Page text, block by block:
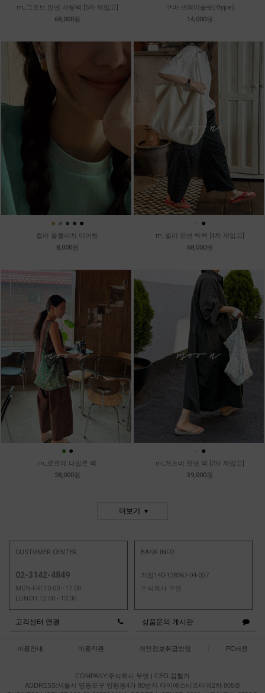
m_그로브 린넨 셔링백 [5차 재입고]
68,000원
쿠바 브레이슬릿(4type)
14,000원
● ● ● ● ●
컬러 볼클러치 이어링
8,000원
●
m_빌리 린넨 빅백 [4차 재입고]
68,000원
● ●
m_로로에 나일론 백
28,000원
●
m_게츠비 린넨 백 [2차 재입고]
39,000원
더보기
CUSTOMER CENTER
02-3142-4849
MON-FRI 10:00 - 17:00
LUNCH 12:00 - 13:00
BANK INFO
기업140-128367-04-027
주식회사 무엔
고객센터 연결 상품문의 게시판
이용안내 이용약관 개인정보취급방침 PC버젼
COMPANY:주식회사 무엔 | CEO:김철기
ADDRESS:서울시 영등포구 양평동4가 80번지 아이에스비즈타워2차 805호